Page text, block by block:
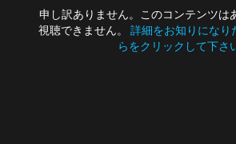
申し訳ありません。このコンテンツは
視聴できません。
詳細をお知りになり
らをクリックして下さ